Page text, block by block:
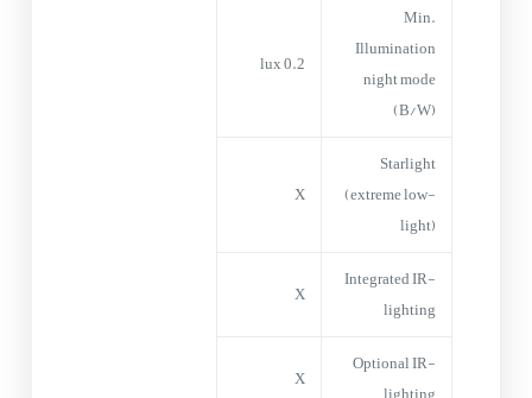
Min.
Illumination
night mode
(B/W)
0.2 lux
Starlight
(extreme low-
light)
X
Integrated IR-
lighting
X
Optional IR-
X